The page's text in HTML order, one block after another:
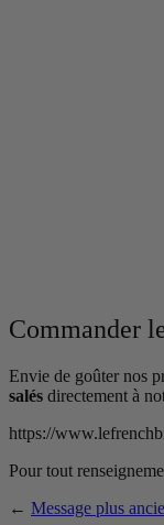
Commander
Envie de goûter nos
salés directement à
https://
Pour tout
← Message plus